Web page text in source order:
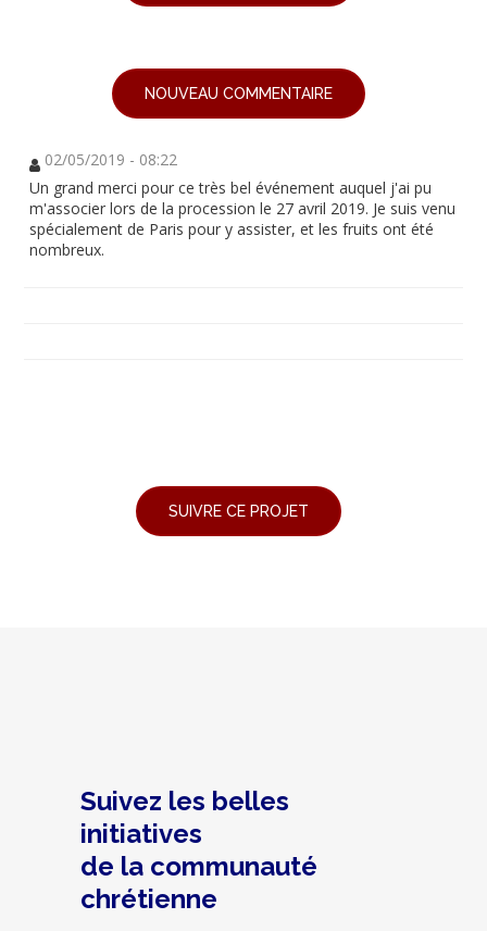
NOUVEAU COMMENTAIRE
02/05/2019 - 08:22
Un grand merci pour ce très bel événement auquel j'ai pu
m'associer lors de la procession le 27 avril 2019. Je suis venu
spécialement de Paris pour y assister, et les fruits ont été
nombreux.
Suivez les belles
initiatives
de la communauté
chrétienne